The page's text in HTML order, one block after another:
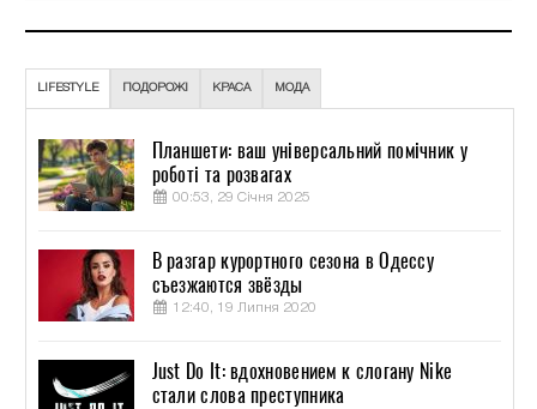
LIFESTYLE ПОДОРОЖІ КРАСА МОДА
Планшети: ваш універсальний помічник у
роботі та розвагах
00:53, 29 Січня 2025
В разгар курортного сезона в Одессу
съезжаются звёзды
12:40, 19 Липня 2020
Just Do It: вдохновением к слогану Nike
стали слова преступника